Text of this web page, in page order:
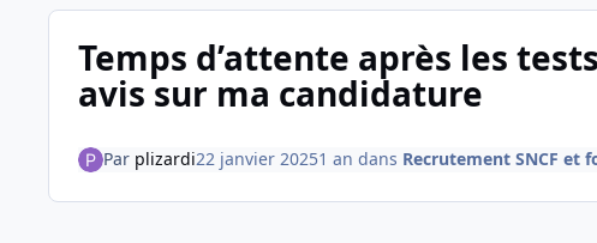
Temps d’attente après les
avis sur ma candidature
Par plizardi22 janvier 20251 an dans Recrutement SNCF et